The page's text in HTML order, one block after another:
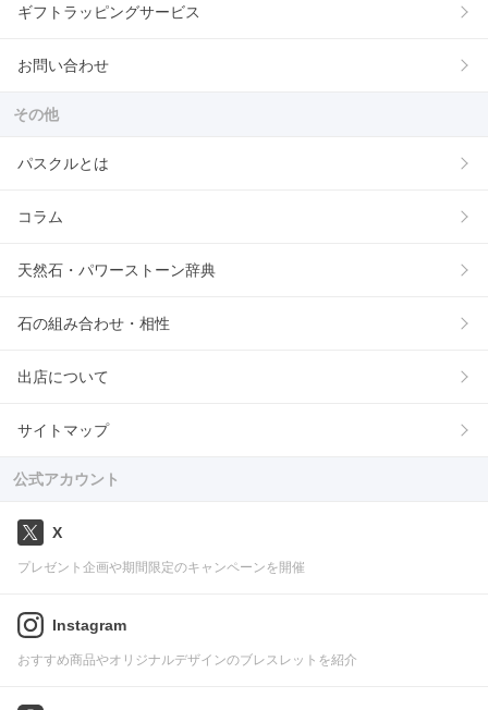
ギフトラッピングサービス
お問い合わせ
その他
パスクルとは
コラム
天然石・パワーストーン辞典
石の組み合わせ・相性
出店について
サイトマップ
公式アカウント
X
プレゼント企画や期間限定のキャンペーンを開催
Instagram
おすすめ商品やオリジナルデザインのブレスレットを紹介